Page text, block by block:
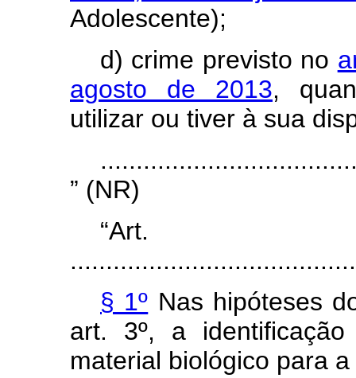
Adolescente);
d) crime previsto no
agosto de 2013,
utilizar ou tiver à sua
” (NR)
§ 1º Nas hipóteses
art. 3º, a
material biológico para